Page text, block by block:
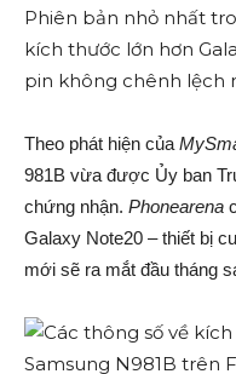
Phiên bản nhỏ nhất
kích thước lớn hơn
pin không chênh lệch
Theo phát hiện của
981B vừa được Ủy ban
chứng nhận. Phonearena
Galaxy Note20 – thiết bị
mới sẽ ra mắt đầu tháng